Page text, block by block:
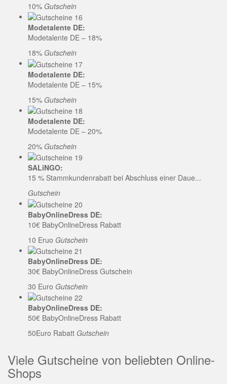
10% Gutschein
Modetalente DE:
Modetalente DE – 18%
18% Gutschein
Modetalente DE:
Modetalente DE – 15%
15% Gutschein
Modetalente DE:
Modetalente DE – 20%
20% Gutschein
SALiNGO:
15 % Stammkundenrabatt bei Abschluss einer Daue...
Gutschein
BabyOnlineDress DE:
10€ BabyOnlineDress Rabatt
10 Eruo Gutschein
BabyOnlineDress DE:
30€ BabyOnlineDress Gutschein
30 Euro Gutschein
BabyOnlineDress DE:
50€ BabyOnlineDress Rabatt
50Euro Rabatt Gutschein
Viele Gutscheine von beliebten Online-
Shops